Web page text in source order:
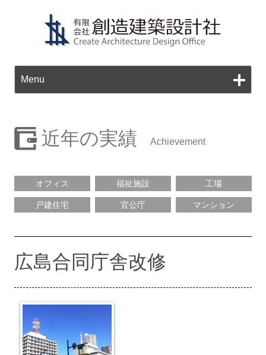
Menu
近年の実績
オフィス 福祉施設 工場
戸建住宅 官公庁 マンション
広島合同庁舎改修